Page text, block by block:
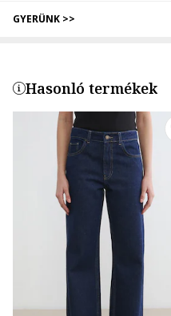
GYERÜNK >>
Hasonló termékek